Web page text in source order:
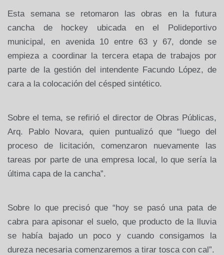
Esta semana se retomaron las obras en la futura
cancha de hockey ubicada en el Polideportivo
municipal, en avenida 10 entre 63 y 67, donde se
empieza a coordinar la tercera etapa de trabajos por
parte de la gestión del intendente Facundo López, de
cara a la colocación del césped sintético.
Sobre el tema, se refirió el director de Obras Públicas,
Arq. Pablo Novara, quien puntualizó que “luego del
proceso de licitación, comenzaron nuevamente las
tareas por parte de una empresa local, lo que sería la
última capa de la cancha”.
Sobre lo que precisó que “hoy se pasó una pata de
cabra para apisonar el suelo, que producto de la lluvia
se había bajado un poco y cuando consigamos la
dureza necesaria comenzaremos a tirar tosca con cal”.